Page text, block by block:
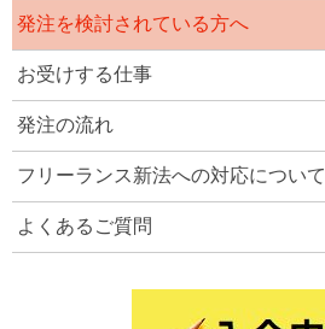
発注を検討されている方へ
お受けする仕事
発注の流れ
フリーランス新法への対応について
よくあるご質問